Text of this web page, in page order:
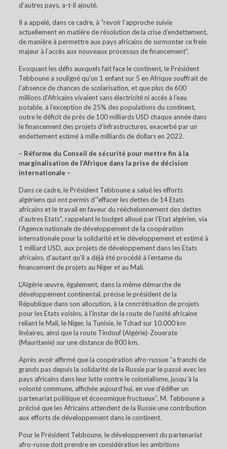
d’autres pays, a-t-il ajouté.
Il a appelé, dans ce cadre, à “revoir l’approche suivie
actuellement en matière de résolution de la crise d’endettement,
de manière à permettre aux pays africains de surmonter ce frein
majeur à l’accès aux nouveaux processus de financement”.
Evoquant les défis auxquels fait face le continent, le Président
Tebboune a souligné qu’un 1 enfant sur 5 en Afrique souffrait de
l’absence de chances de scolarisation, et que plus de 600
millions d’Africains vivaient sans électricité ni accès à l’eau
potable, à l’exception de 25% des populations du continent,
outre le déficit de près de 100 milliards USD chaque année dans
le financement des projets d’infrastructures, exacerbé par un
endettement estimé à mille milliards de dollars en 2022.
– Réforme du Conseil de sécurité pour mettre fin à la
marginalisation de l’Afrique dans la prise de décision
internationale –
Dans ce cadre, le Président Tebboune a salué les efforts
algériens qui ont permis d’”effacer les dettes de 14 Etats
africains et le travail en faveur du rééchelonnement des dettes
d’autres Etats”, rappelant le budget alloué par l’Etat algérien, via
l’Agence nationale de développement de la coopération
internationale pour la solidarité et le développement et estimé à
1 milliard USD, aux projets de développement dans les Etats
africains, d’autant qu’il a déjà été procédé à l’entame du
financement de projets au Niger et au Mali.
L’Algérie œuvre, également, dans la même démarche de
développement continental, précise le président de la
République dans son allocution, à la concrétisation de projets
pour les Etats voisins, à l’instar de la route de l’unité africaine
reliant le Mali, le Niger, la Tunisie, le Tchad sur 10.000 km
linéaires, ainsi que la route Tindouf (Algérie)-Zouerate
(Mauritanie) sur une distance de 800 km.
Après avoir affirmé que la coopération afro-russue “a franchi de
grands pas depuis la solidarité de la Russie par le passé avec les
pays africains dans leur lutte contre le colonialisme, jusqu’à la
volonté commune, affichée aujourd’hui, en vue d’édifier un
partenariat politique et économique fructueux”, M. Tebboune a
précisé que les Africains attendent de la Russie une contribution
aux efforts de développement dans le continent.
Pour le Président Tebboune, le développement du partenariat
afro-russe doit prendre en considération les ambitions